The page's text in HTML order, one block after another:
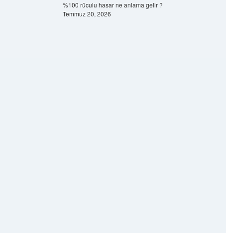
%100 rüculu hasar ne anlama gelir ?
Temmuz 20, 2026